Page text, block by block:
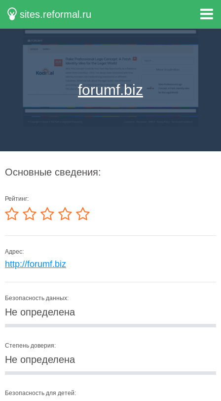
sites.reformal.ru
forumf.biz
Основные сведения:
Рейтинг:
Адрес:
http://forumf.biz
Безопасность данных:
Не определена
Степень доверия:
Не определена
Безопасность для детей: